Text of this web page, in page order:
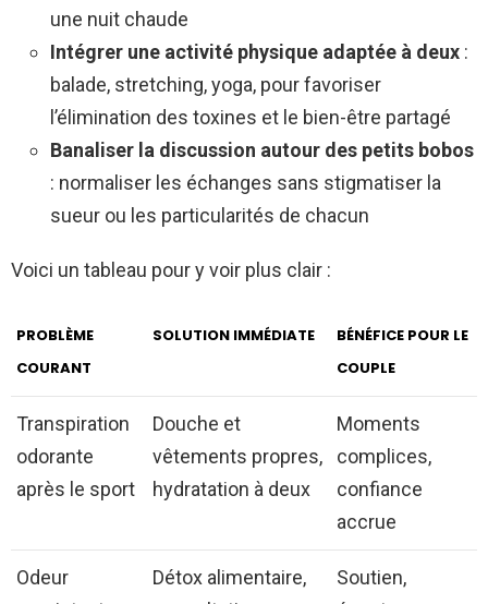
une nuit chaude
Intégrer une activité physique adaptée à deux :
balade, stretching, yoga, pour favoriser
l’élimination des toxines et le bien-être partagé
Banaliser la discussion autour des petits bobos
: normaliser les échanges sans stigmatiser la
sueur ou les particularités de chacun
Voici un tableau pour y voir plus clair :
PROBLÈME
COURANT
SOLUTION IMMÉDIATE
BÉNÉFICE POUR LE
COUPLE
Transpiration
odorante
après le sport
Douche et
vêtements propres,
hydratation à deux
Moments
complices,
confiance
accrue
Odeur
Détox alimentaire,
Soutien,